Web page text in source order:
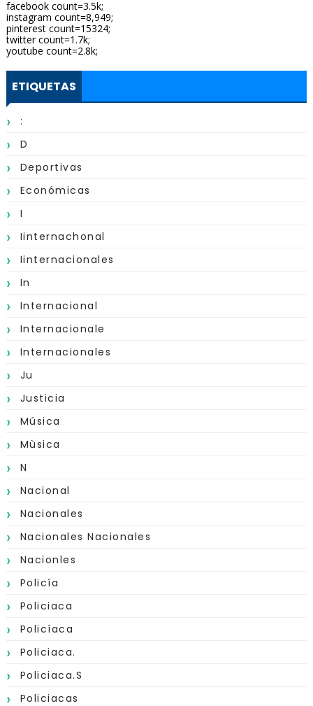
facebook count=3.5k;
instagram count=8,949;
pinterest count=15324;
twitter count=1.7k;
youtube count=2.8k;
ETIQUETAS
:
D
Deportivas
Económicas
I
Iinternachonal
Iinternacionales
In
Internacional
Internacionale
Internacionales
Ju
Justicia
Música
Mùsica
N
Nacional
Nacionales
Nacionales Nacionales
Nacionles
Policía
Policiaca
Policíaca
Policiaca.
Policiaca.s
Policiacas